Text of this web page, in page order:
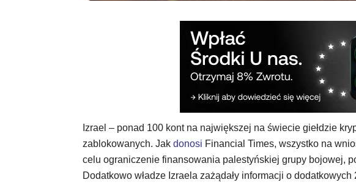
Izrael – ponad 100 kont na największej na świecie giełdzie
zablokowanych. Jak donosi Financial Times, wszystko na
celu ograniczenie finansowania palestyńskiej grupy bojowej,
Dodatkowo władze Izraela zażądały informacji o